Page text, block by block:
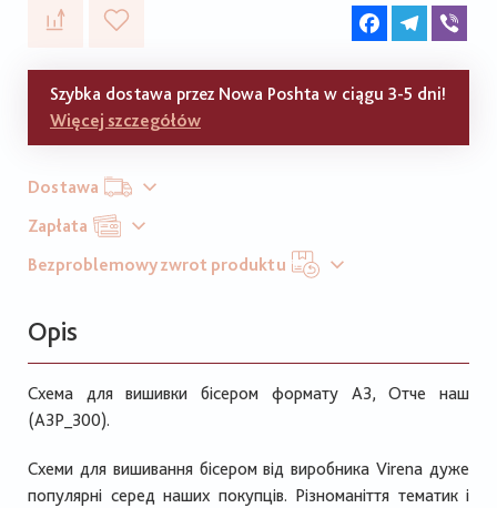
FacebookTelegram
Szybka dostawa przez Nowa Poshta w ciągu 3-5 dni!
Więcej szczegółów
Dostawa
Zapłata
Bezproblemowy zwrot produktu
Opis
Схема для вишивки бісером формату А3, Отче наш
(А3Р_300).
Схеми для вишивання бісером від виробника Virena дуже
популярні серед наших покупців. Різноманіття тематик і